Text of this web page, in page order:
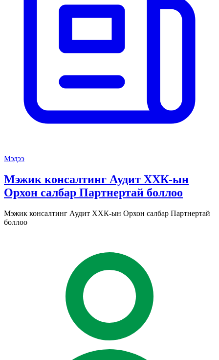
Мэдээ
Мэжик консалтинг Аудит ХХК-ын
Орхон салбар Партнертай боллоо
Мэжик консалтинг Аудит ХХК-ын Орхон салбар Партнертай
боллоо